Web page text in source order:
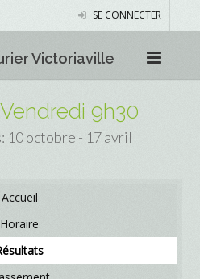
SE CONNECTER
Victoriaville
9h30
10 octobre - 17 avril
Accueil
Horaire